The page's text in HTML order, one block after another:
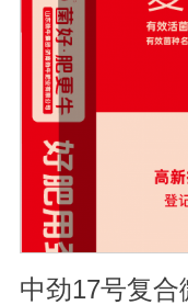
量相对较少。由于其
所以要严格控制施肥
效益，达不到高产
性的农药混用。比如
时，不少农民多采用
醒农民朋友，水溶肥
用，以免金属离子起
害。
中劲17号复合